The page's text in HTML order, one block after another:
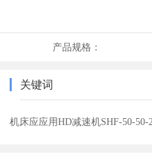
产品规格：
关键词
机床应应用HD减速机SHF-50-50-